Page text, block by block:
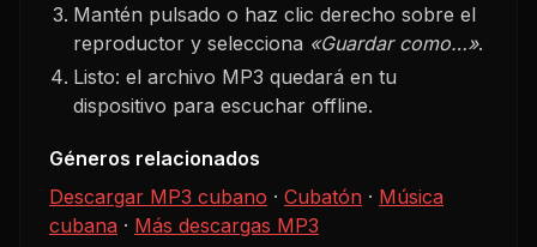
Mantén pulsado o haz clic derecho sobre el
reproductor y selecciona «Guardar como…».
Listo: el archivo MP3 quedará en tu
dispositivo para escuchar offline.
Géneros relacionados
Descargar MP3 cubano · Cubatón · Música
cubana · Más descargas MP3